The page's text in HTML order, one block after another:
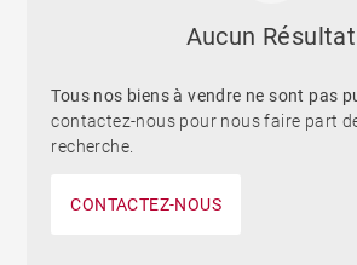
Aucun Résultat
Tous nos biens à vendre ne sont pas
contactez-nous pour nous faire part
recherche.
CONTACTEZ-NOUS